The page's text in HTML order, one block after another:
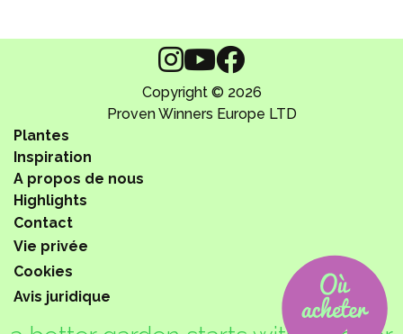
Copyright © 2026
Proven Winners Europe LTD
Plantes
Inspiration
A propos de nous
Vie privée
Cookies
Avis juridique
Highlights
Contact